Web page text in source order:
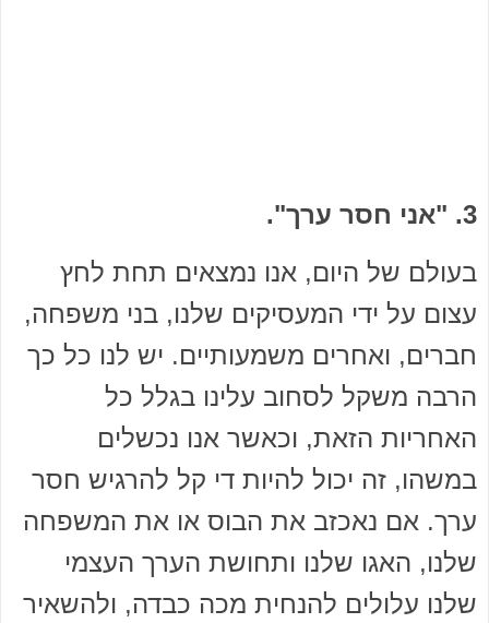
3. "אני חסר ערך".
בעולם של היום, אנו נמצאים תחת לחץ
עצום על ידי המעסיקים שלנו, בני משפחה,
חברים, ואחרים משמעותיים. יש לנו כל כך
הרבה משקל לסחוב עלינו בגלל כל
האחריות הזאת, וכאשר אנו נכשלים
במשהו, זה יכול להיות די קל להרגיש חסר
ערך. אם נאכזב את הבוס או את המשפחה
שלנו, האגו שלנו ותחושת הערך העצמי
שלנו עלולים להנחית מכה כבדה, ולהשאיר